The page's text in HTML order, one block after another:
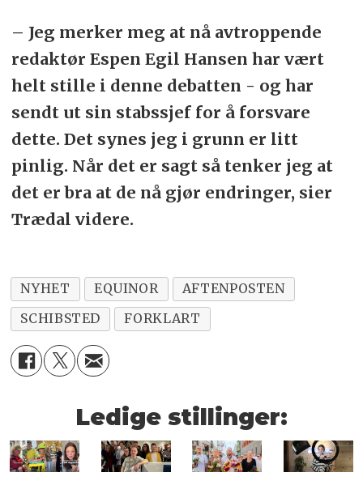
– Jeg merker meg at nå avtroppende
redaktør Espen Egil Hansen har vært
helt stille i denne debatten - og har
sendt ut sin stabssjef for å forsvare
dette. Det synes jeg i grunn er litt
pinlig. Når det er sagt så tenker jeg at
det er bra at de nå gjør endringer, sier
Trædal videre.
NYHET EQUINOR
AFTENPOSTEN
SCHIBSTED
FORKLART
Ledige stillinger: